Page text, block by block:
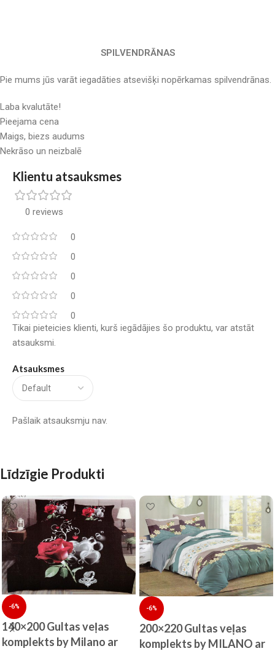
SPILVENDRĀNAS
Pie mums jūs varāt iegadāties atsevišķi nopērkamas spilvendrānas.
Laba kvalutāte!
Pieejama cena
Maigs, biezs audums
Nekrāso un neizbalē
Klientu atsauksmes
0 reviews
0
0
0
0
0
Atsauksmes
Pašlaik atsauksmju nav.
Tikai pieteicies klienti, kurš iegādājies šo produktu, var atstāt
atsauksmi.
Līdzīgie Produkti
-6%
140×200 Gultas veļas
komplekts by Milano ar
-6%
200×220 Gultas veļas
komplekts by MILANO ar